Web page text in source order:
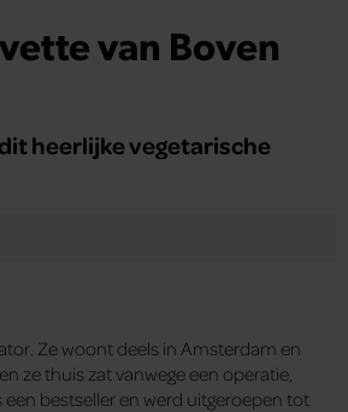
van Boven
heerlijke vegetarische
Ze woont deels in Amsterdam en
ze thuis zat vanwege een operatie,
bestseller en werd uitgeroepen tot